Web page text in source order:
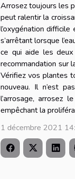
Arrosez toujours les
peut ralentir la
l’oxygénation
s’arrêtant lorsque
ce qui aide les
recommandation sur
Vérifiez vos plantes
nouveau. Il n’est
l’arrosage, arrosez
empêchant la
1 décembre 2021